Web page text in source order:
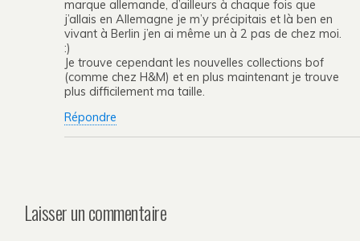
marque allemande, d’ailleurs à chaque fois que
j’allais en Allemagne je m’y précipitais et là ben en
vivant à Berlin j’en ai même un à 2 pas de chez moi.
:)
Je trouve cependant les nouvelles collections bof
(comme chez H&M) et en plus maintenant je trouve
plus difficilement ma taille.
Répondre
Laisser un commentaire